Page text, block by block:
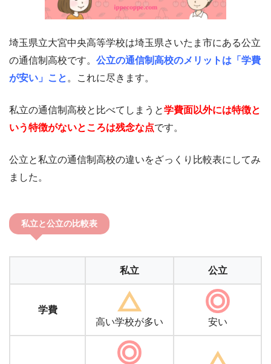
埼玉県立大宮中央高等学校は埼玉県さいたま市にある公立
の通信制高校です。 公立の通信制高校のメリットは「学費
が安い」こと 。これに尽きます。
私立の通信制高校と比べてしまうと学費面以外には特徴と
いう特徴がないところは残念な点です。
公立と私立の通信制高校の違いをざっくり比較表にしてみ
ました。
私立と公立の比較表
私立 公立
学費
高い学校が多い
安い